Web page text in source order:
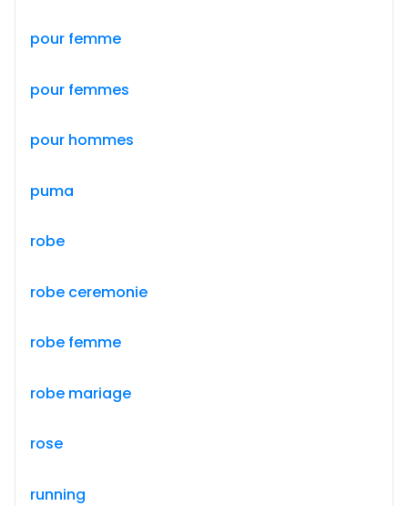
pour femme
pour femmes
pour hommes
puma
robe
robe ceremonie
robe femme
robe mariage
rose
running